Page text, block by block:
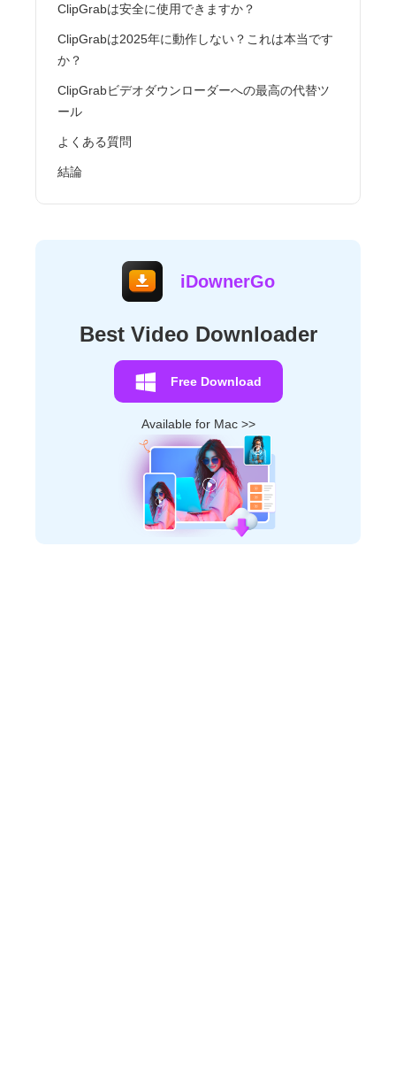
ClipGrabは安全に使用できますか？
ClipGrabは2025年に動作しない？これは本当です
か？
ClipGrabビデオダウンローダーへの最高の代替ツ
ール
よくある質問
結論
iDownerGo
Best Video Downloader
Free Download
Available for Mac >>